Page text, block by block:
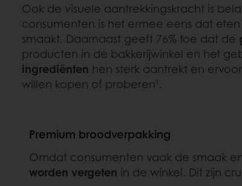
Ook de visuele aantrekkingskracht is
consumenten is het ermee eens dat
smaakt. Daarnaast geeft 76% toe dat de
producten in de bakkerijwinkel en het
ingrediënten hen sterk aantrekt en
willen kopen of proberen¹.
Premium broodverpakking
Omdat consumenten vaak de smaak
worden vergeten in de winkel. Dit zijn